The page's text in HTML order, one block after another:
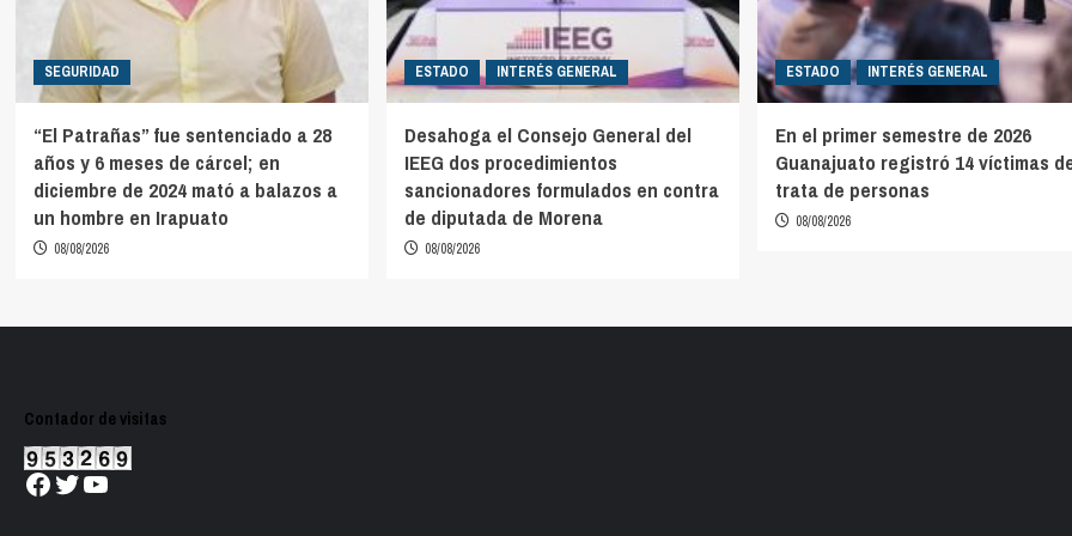
SEGURIDAD
“El Patrañas” fue sentenciado a 28
años y 6 meses de cárcel; en
diciembre de 2024 mató a balazos a
un hombre en Irapuato
08/08/2026
ESTADO INTERÉS GENERAL
Desahoga el Consejo General del
IEEG dos procedimientos
sancionadores formulados en contra
de diputada de Morena
08/08/2026
ESTADO INTERÉS GENERAL
En el primer semestre de 2026
Guanajuato registró 14 víctimas
trata de personas
08/08/2026
Contador de visitas
Facebook
Twitter
YouTube